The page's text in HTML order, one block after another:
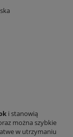
i stanowią
można szybkie
w utrzymaniu